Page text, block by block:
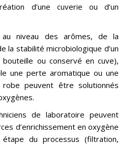
d’une cuverie ou d’un
au niveau des arômes, de la
la stabilité microbiologique d’un
ou conservé en cuve),
une perte aromatique ou une
peuvent être solutionnés
de laboratoire peuvent
d’enrichissement en oxygène
du processus (filtration,